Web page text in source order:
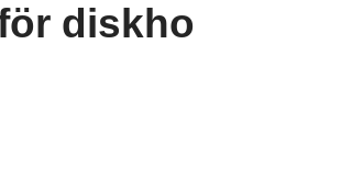
diskho